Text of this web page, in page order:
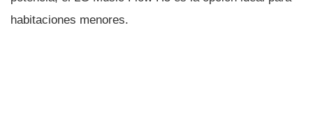
habitaciones menores.